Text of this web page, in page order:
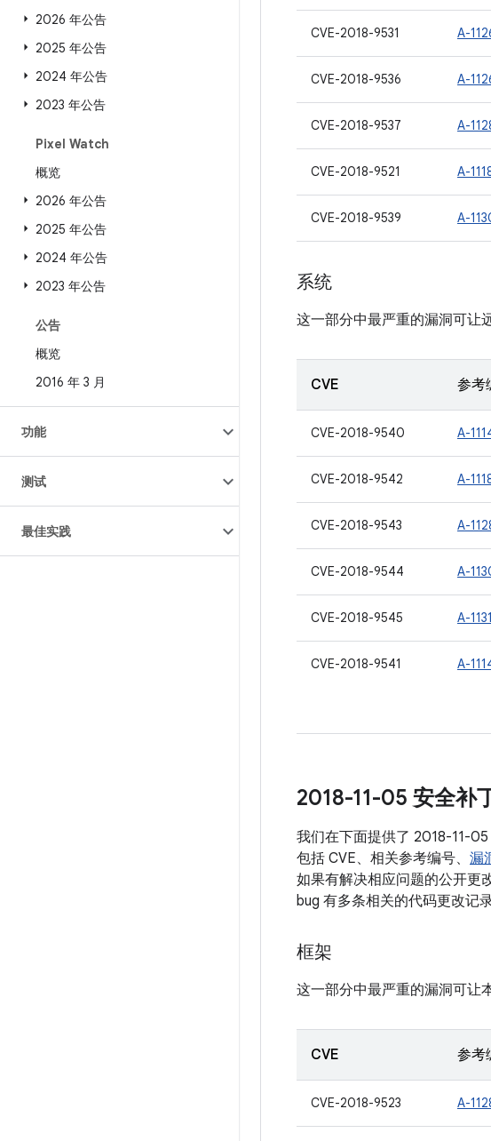
2026 年公告
2025 年公告
2024 年公告
2023 年公告
Pixel Watch
概览
2026 年公告
2025 年公告
2024 年公告
2023 年公告
公告
概览
2016 年 3 月
功能
测试
最佳实践
CVE-2018-9531 A-
CVE-2018-9536 A-
CVE-2018-9537 A-
CVE-2018-9521 A-
CVE-2018-9539 A-
系统
这一部分中最严重的漏洞可让
CVE 参考
CVE-2018-9540 A-
CVE-2018-9542 A-
CVE-2018-9543 A-
CVE-2018-9544 A-
CVE-2018-9545 A-
CVE-2018-9541 A-
2018-11-05 安全补
我们在下面提供了 2018-11-
包括 CVE、相关参考编号、 漏
如果有解决相应问题的公开更
bug 有多条相关的代码更改记
框架
这一部分中最严重的漏洞可让
CVE 参考
CVE-2018-9523 A-